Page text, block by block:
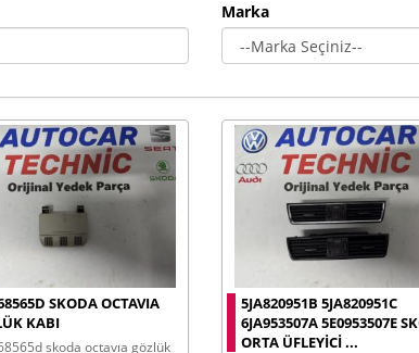
Marka
SKODA OCTAVIA
KABI
5JA820951B 5JA820951C
6JA953507A 5E0953507E
ORTA ÜFLEYICI ...